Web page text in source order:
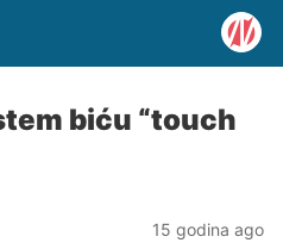
biću “touch
15 godina ago